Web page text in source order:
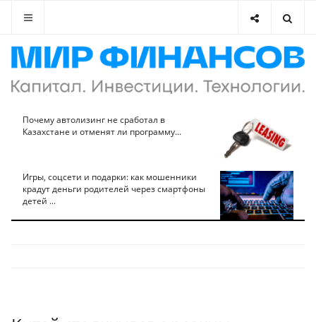
Почему автолизинг не сработал в
Казахстане и отменят ли программу...
Игры, соцсети и подарки: как мошенники
крадут деньги родителей через смартфоны
детей ...